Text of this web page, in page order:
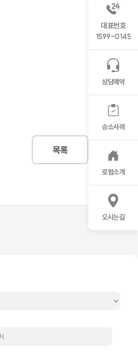
대표번호
1599-0145
상담예약
승소사례
로펌소개
오시는길
목록